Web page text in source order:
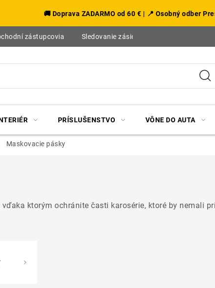
🚚 Doprava ZADARMO od 60 € | 📍 Osobný odber
zástupcovia Sledovanie zásielky
PRÍSLUŠENSTVO VÔNE DO AUTA
Maskovacie pásky
ktorým ochránite časti karosérie, ktoré by nemali